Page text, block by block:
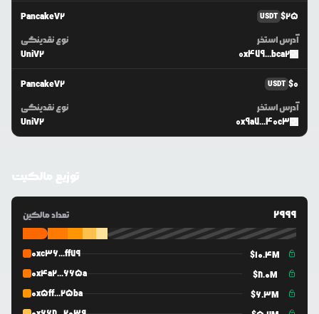
PancakeV2 USDT $25
نوع نقدینگی
UniV2
آدرس استخر
0x479...bca2
PancakeV2 USDT $0
نوع نقدینگی
UniV2
آدرس استخر
0x9a7...40c3
تعداد مالکین 2999
0xc36...ff79 $10.4M
0x4a2...665a
$8.0M
0x5ff...25ba
$6.3M